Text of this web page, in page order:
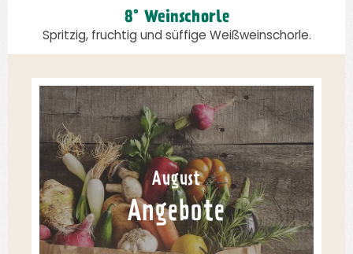
8° Weinschorle
Spritzig, fruchtig und süffige Weißweinschorle.
August
Angebote